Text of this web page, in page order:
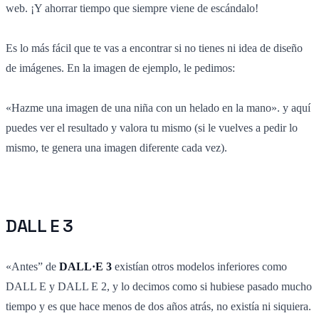
web. ¡Y ahorrar tiempo que siempre viene de escándalo!
Es lo más fácil que te vas a encontrar si no tienes ni idea de diseño
de imágenes. En la imagen de ejemplo, le pedimos:
«Hazme una imagen de una niña con un helado en la mano». y aquí
puedes ver el resultado y valora tu mismo (si le vuelves a pedir lo
mismo, te genera una imagen diferente cada vez).
DALL E 3
«Antes” de DALL·E 3 existían otros modelos inferiores como
DALL E y DALL E 2, y lo decimos como si hubiese pasado mucho
tiempo y es que hace menos de dos años atrás, no existía ni siquiera.